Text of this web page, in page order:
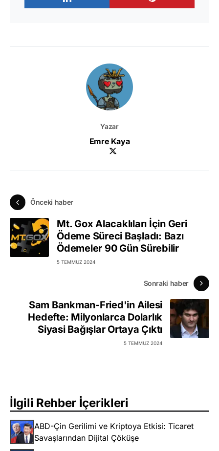
Yazar
Emre Kaya
Önceki haber
Mt. Gox Alacaklıları İçin Geri
Ödeme Süreci Başladı: Bazı
Ödemeler 90 Gün Sürebilir
5 TEMMUZ 2024
Sonraki haber
Sam Bankman-Fried'in Ailesi
Hedefte: Milyonlarca Dolarlık
Siyasi Bağışlar Ortaya Çıktı
5 TEMMUZ 2024
İlgili Rehber İçerikleri
ABD-Çin Gerilimi ve Kriptoya Etkisi: Ticaret
Savaşlarından Dijital Çöküşe